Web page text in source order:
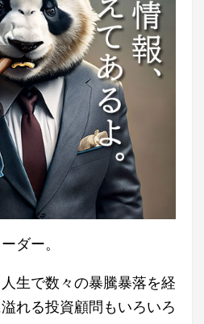
ダー。
生で数々の暴騰暴落を経
れる投資顧問もいろいろ